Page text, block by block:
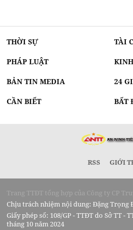
THỜI SỰ TÀI
PHÁP LUẬT
BẢN TIN MEDIA 24
CẦN BIẾT BẤT
RSS GIỚI
Trang TTĐT tổng hợp của Công ty CP
Chịu trách nhiệm nội dung: Đặng Trọng
Giấy phép số: 108/GP - TTĐT do Sở TT -
tháng 10 năm 2024